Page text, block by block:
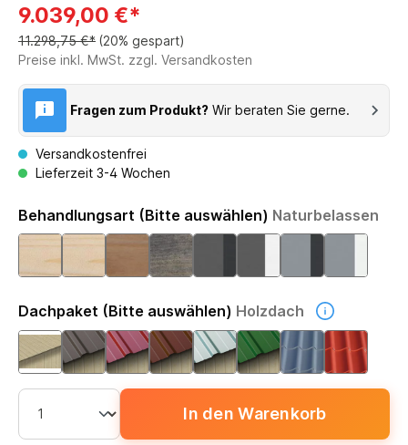
9.039,00 €*
11.298,75 €* (20% gespart)
Preise inkl. MwSt. zzgl. Versandkosten
Fragen zum Produkt? Wir beraten Sie gerne.
Versandkostenfrei
Lieferzeit 3-4 Wochen
Behandlungsart (Bitte auswählen) Naturbelassen
Dachpaket (Bitte auswählen) Holzdach
In den Warenkorb